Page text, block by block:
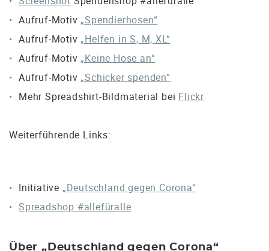
Aufruf-Motiv „Spendierhosen“
Aufruf-Motiv „Helfen in S, M, XL“
Aufruf-Motiv „Keine Hose an“
Aufruf-Motiv „Schicker spenden“
Mehr Spreadshirt-Bildmaterial bei Flickr
Weiterführende Links:
Initiative „Deutschland gegen Corona“
Spreadshop #allefüralle
Über „Deutschland gegen Corona“